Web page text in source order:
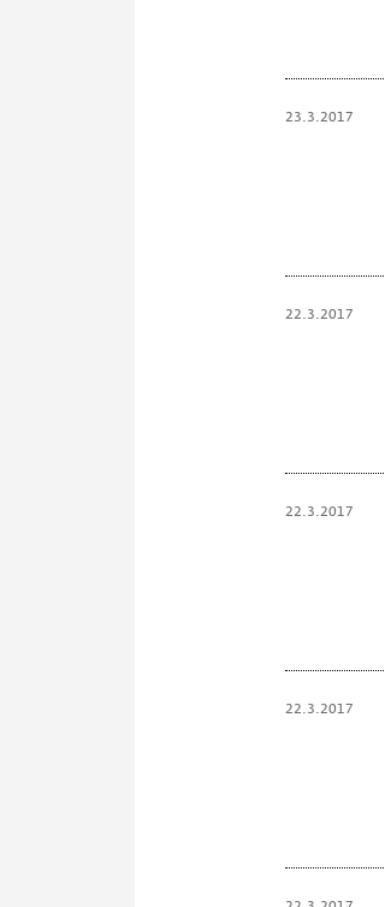
23.3.2017
22.3.2017
22.3.2017
22.3.2017